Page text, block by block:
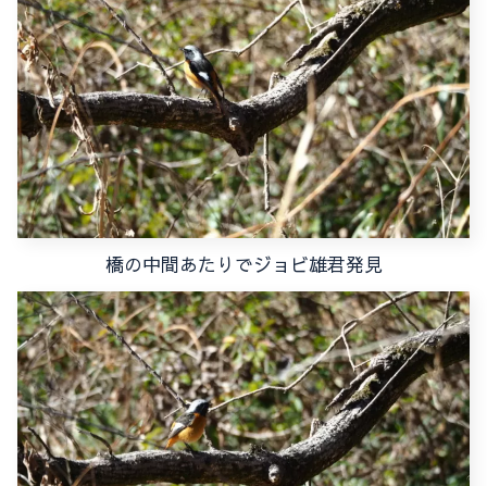
橋の中間あたりでジョビ雄君発見